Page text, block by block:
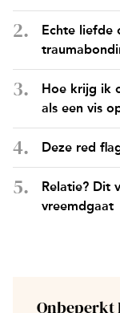
Echte liefde
Hoe krijg ik
als een vis
Deze red
Relatie? Dit
vreemdgaat
Onbeperkt